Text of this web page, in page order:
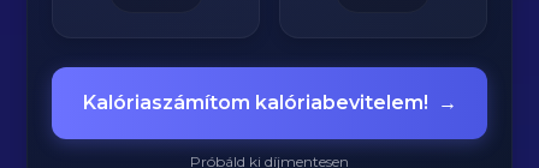
Kalóriaszámítom kalóriabevitelem! →
Próbáld ki díjmentesen